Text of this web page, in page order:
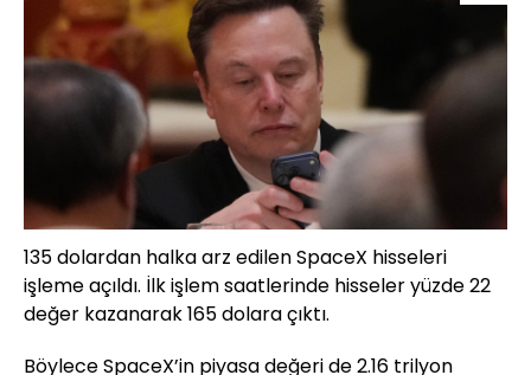
135 dolardan halka arz edilen SpaceX hisseleri
işleme açıldı. İlk işlem saatlerinde hisseler yüzde 22
değer kazanarak 165 dolara çıktı.
Böylece SpaceX’in piyasa değeri de 2.16 trilyon